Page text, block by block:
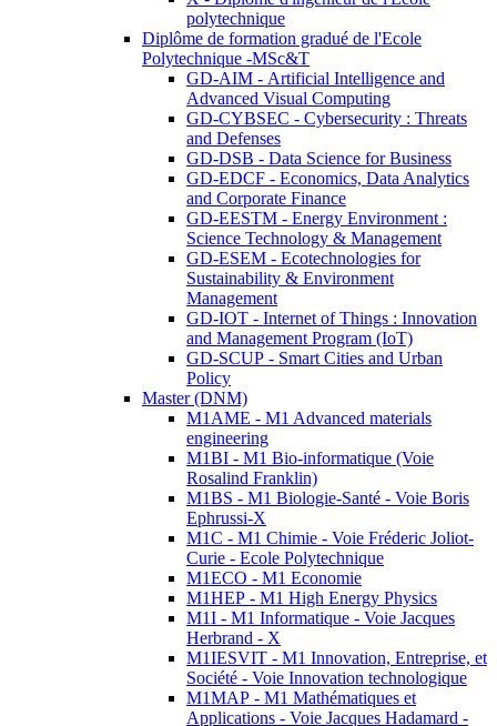
polytechnique
Diplôme de formation gradué de l'Ecole
Polytechnique -MSc&T
GD-AIM - Artificial Intelligence and
Advanced Visual Computing
GD-CYBSEC - Cybersecurity : Threats
and Defenses
GD-DSB - Data Science for Business
GD-EDCF - Economics, Data Analytics
and Corporate Finance
GD-EESTM - Energy Environment :
Science Technology & Management
GD-ESEM - Ecotechnologies for
Sustainability & Environment
Management
GD-IOT - Internet of Things : Innovation
and Management Program (IoT)
GD-SCUP - Smart Cities and Urban
Policy
Master (DNM)
M1AME - M1 Advanced materials
engineering
M1BI - M1 Bio-informatique (Voie
Rosalind Franklin)
M1BS - M1 Biologie-Santé - Voie Boris
Ephrussi-X
M1C - M1 Chimie - Voie Fréderic Joliot-
Curie - Ecole Polytechnique
M1ECO - M1 Economie
M1HEP - M1 High Energy Physics
M1I - M1 Informatique - Voie Jacques
Herbrand - X
M1IESVIT - M1 Innovation, Entreprise, et
Société - Voie Innovation technologique
M1MAP - M1 Mathématiques et
Applications - Voie Jacques Hadamard -